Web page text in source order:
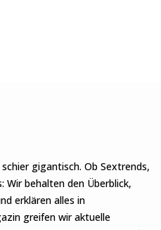
gigantisch. Ob Sextrends,
Wir behalten den Überblick,
erklären alles in
greifen wir aktuelle